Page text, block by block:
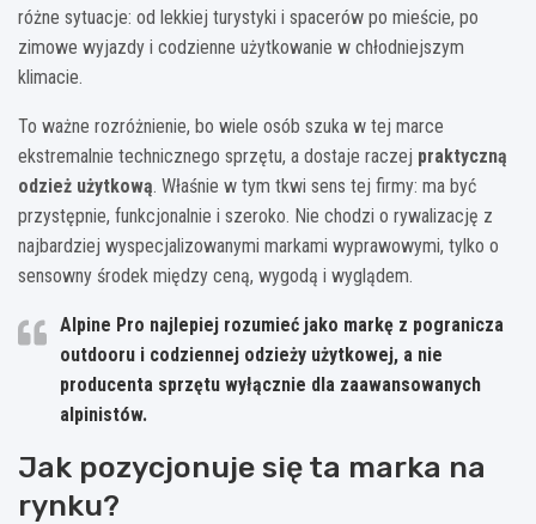
różne sytuacje: od lekkiej turystyki i spacerów po mieście, po
zimowe wyjazdy i codzienne użytkowanie w chłodniejszym
klimacie.
To ważne rozróżnienie, bo wiele osób szuka w tej marce
ekstremalnie technicznego sprzętu, a dostaje raczej praktyczną
odzież użytkową. Właśnie w tym tkwi sens tej firmy: ma być
przystępnie, funkcjonalnie i szeroko. Nie chodzi o rywalizację z
najbardziej wyspecjalizowanymi markami wyprawowymi, tylko o
sensowny środek między ceną, wygodą i wyglądem.
Alpine Pro najlepiej rozumieć jako markę z pogranicza
outdooru i codziennej odzieży użytkowej, a nie
producenta sprzętu wyłącznie dla zaawansowanych
alpinistów.
Jak pozycjonuje się ta marka na
rynku?